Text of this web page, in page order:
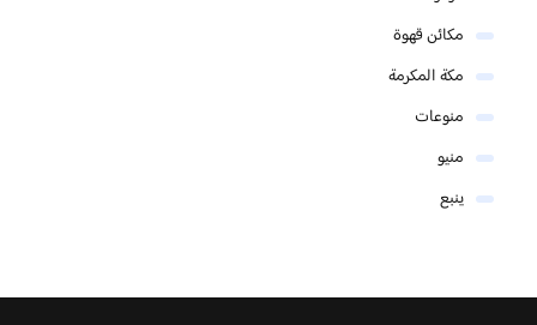
مكائن قهوة
مكة المكرمة
منوعات
منيو
ينبع